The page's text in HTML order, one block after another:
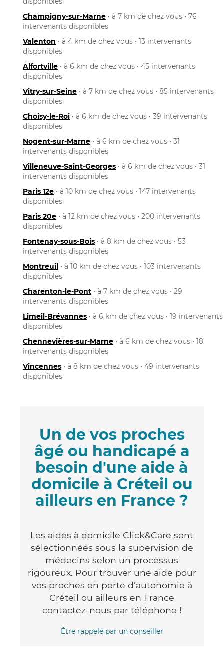
Champigny-sur-Marne • à 7 km de chez vous • 76
intervenants disponibles
Valenton • à 4 km de chez vous • 13 intervenants
disponibles
Alfortville • à 6 km de chez vous • 45 intervenants
disponibles
Vitry-sur-Seine • à 7 km de chez vous • 85 intervenants
disponibles
Choisy-le-Roi • à 6 km de chez vous • 39 intervenants
disponibles
Nogent-sur-Marne • à 6 km de chez vous • 31
intervenants disponibles
Villeneuve-Saint-Georges • à 6 km de chez vous • 31
intervenants disponibles
Paris 12e • à 10 km de chez vous • 147 intervenants
disponibles
Paris 20e • à 12 km de chez vous • 200 intervenants
disponibles
Fontenay-sous-Bois • à 8 km de chez vous • 53
intervenants disponibles
Montreuil • à 10 km de chez vous • 103 intervenants
disponibles
Charenton-le-Pont • à 7 km de chez vous • 29
intervenants disponibles
Limeil-Brévannes • à 6 km de chez vous • 19 intervenants
disponibles
Chennevières-sur-Marne • à 6 km de chez vous • 18
intervenants disponibles
Vincennes • à 8 km de chez vous • 49 intervenants
disponibles
Un de vos proches
âgé ou handicapé a
besoin d'une aide à
domicile à Créteil ou
ailleurs en France ?
Les aides à domicile Click&Care sont
sélectionnées sous la supervision de
médecins selon un processus
rigoureux. Pour trouver une aide pour
vos proches en perte d'autonomie à
Créteil ou ailleurs en France
contactez-nous par téléphone !
Être rappelé par un conseiller